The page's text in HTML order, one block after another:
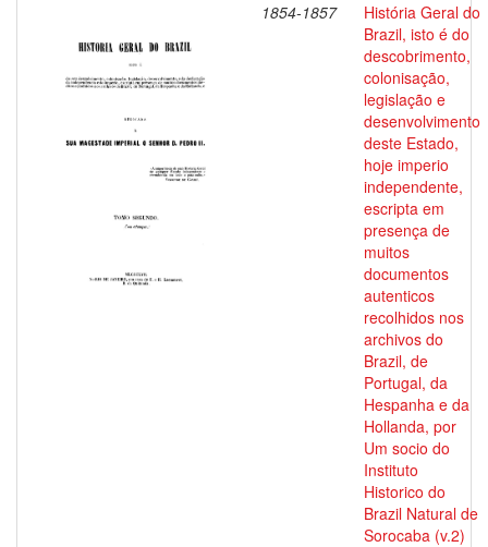
1854-1857
História Geral do
Brazil, isto é do
descobrimento,
colonisação,
legislação e
desenvolvimento
deste Estado,
hoje imperio
independente,
escripta em
presença de
muitos
documentos
autenticos
recolhidos nos
archivos do
Brazil, de
Portugal, da
Hespanha e da
Hollanda, por
Um socio do
Instituto
Historico do
Brazil Natural de
Sorocaba (v.2)